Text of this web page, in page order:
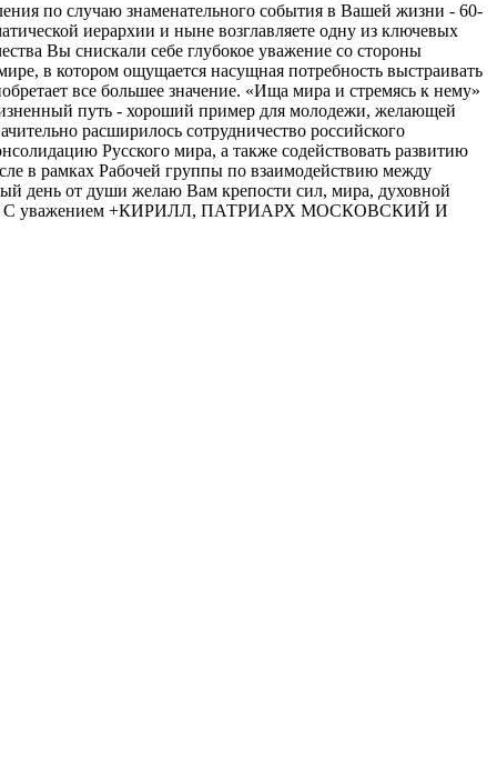
по случаю знаменательного события в Вашей жизни - 60-
иерархии и ныне возглавляете одну из ключевых
Вы снискали себе глубокое уважение со стороны
в котором ощущается насущная потребность выстраивать
все большее значение. «Ища мира и стремясь к нему»
путь - хороший пример для молодежи, желающей
расширилось сотрудничество российского
Русского мира, а также содействовать развитию
в рамках Рабочей группы по взаимодействию между
день от души желаю Вам крепости сил, мира, духовной
лета! С уважением +КИРИЛЛ, ПАТРИАРХ МОСКОВСКИЙ И